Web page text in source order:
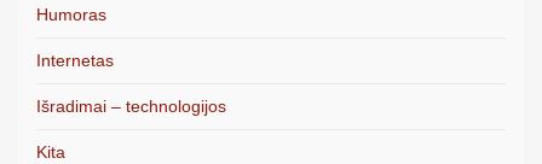
Humoras
Internetas
Išradimai – technologijos
Kita